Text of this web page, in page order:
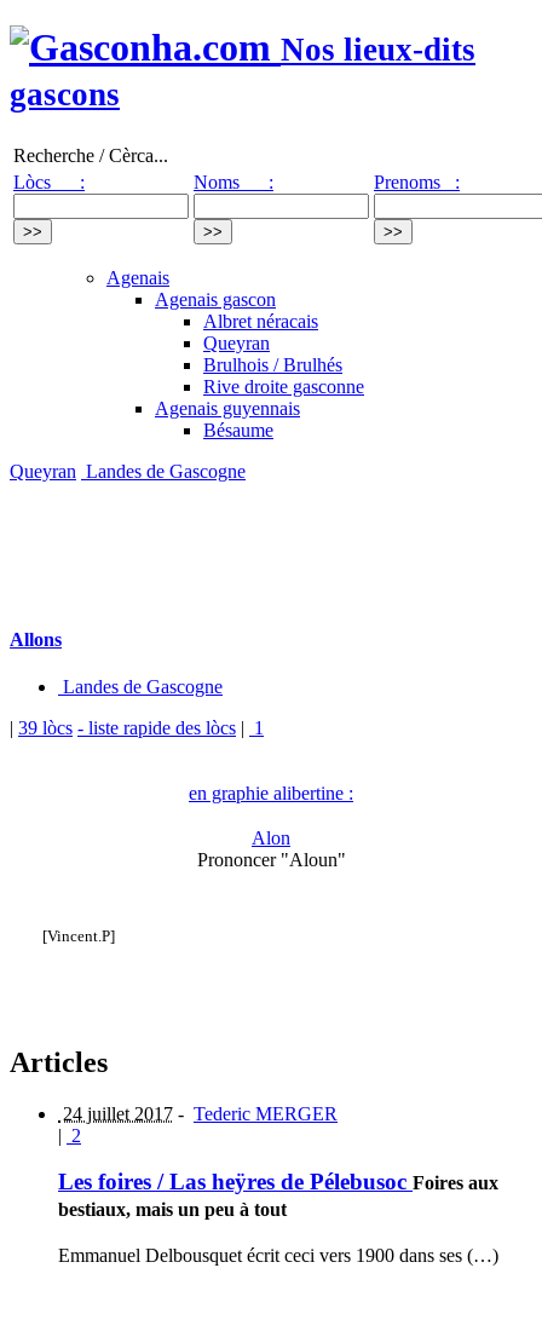
Nos lieux-dits
gascons
Recherche / Cèrca...
Lòcs :
Noms : Prenoms :
Agenais
Agenais gascon
Albret néracais
Queyran
Brulhois / Brulhés
Rive droite gasconne
Agenais guyennais
Bésaume
Queyran Landes de Gascogne
Allons
Landes de Gascogne
| 39 lòcs - liste rapide des lòcs | 1
en graphie alibertine :
Alon
Prononcer "Aloun"
[Vincent.P]
Articles
24 juillet 2017 - Tederic MERGER
| 2
Les foires / Las heÿres de Pélebusoc Foires aux
bestiaux, mais un peu à tout
Emmanuel Delbousquet écrit ceci vers 1900 dans ses (…)